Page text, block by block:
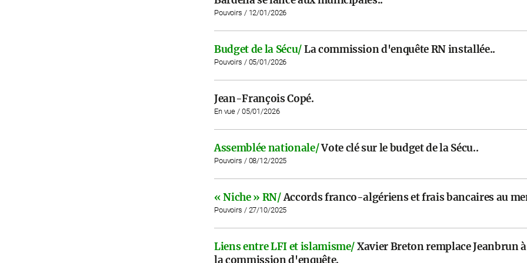
Pouvoirs / 12/01/2026
Budget de la Sécu/La commission d'enquête RN installée..
Pouvoirs / 05/01/2026
Jean-François Copé.
En vue / 05/01/2026
Assemblée nationale/Vote clé sur le budget de la Sécu..
Pouvoirs / 08/12/2025
« Niche » RN/Accords franco-algériens et frais bancaires au
Pouvoirs / 27/10/2025
Liens entre LFI et islamisme/Xavier Breton remplace Jeanbrun
la commission d'enquête.